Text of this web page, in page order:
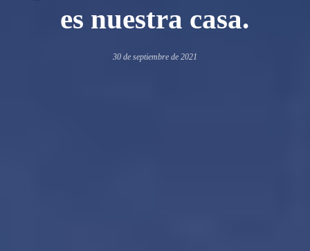
es nuestra casa.
30 de septiembre de 2021